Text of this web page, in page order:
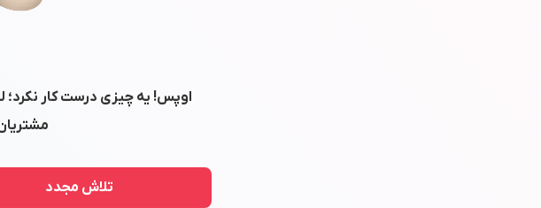
اوپس! یه چیزی درست کار نکرد؛
تلاش مجدد